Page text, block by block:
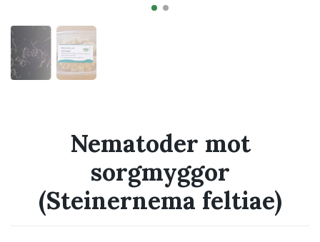
Nematoder mot
sorgmyggor
(Steinernema feltiae)